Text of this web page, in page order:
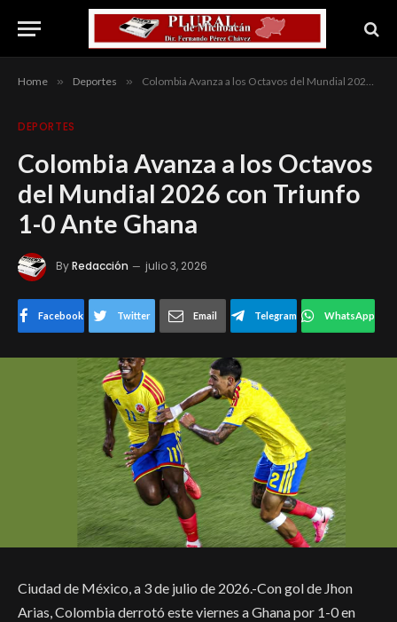
Home » Deportes » Colombia Avanza a los Octavos del Mundial 2026 con Triunfo 1-0 Ante Ghana
DEPORTES
Colombia Avanza a los Octavos
del Mundial 2026 con Triunfo
1-0 Ante Ghana
ByRedacción julio 3, 2026
Facebook Twitter Email Telegram WhatsApp
Ciudad de México, a 3 de julio de 2026.-Con gol de Jhon
Arias, Colombiaderrotó este viernes a Ghana por 1-0 en